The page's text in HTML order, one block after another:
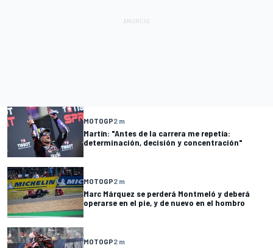
MOTOGP2 m
Martín: "Antes de la carrera me repetía:
determinación, decisión y concentración"
MOTOGP2 m
Marc Márquez se perderá Montmeló y deberá
operarse en el pie, y de nuevo en el hombro
MOTOGP2 m